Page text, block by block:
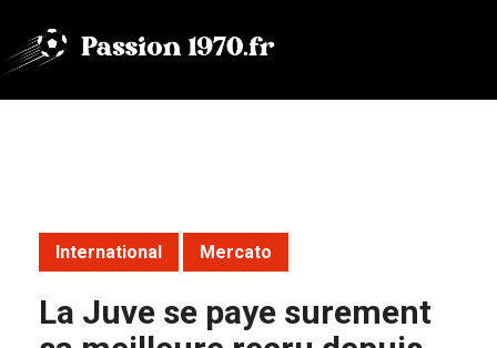
contenu
International Mercato
La Juve se paye surement